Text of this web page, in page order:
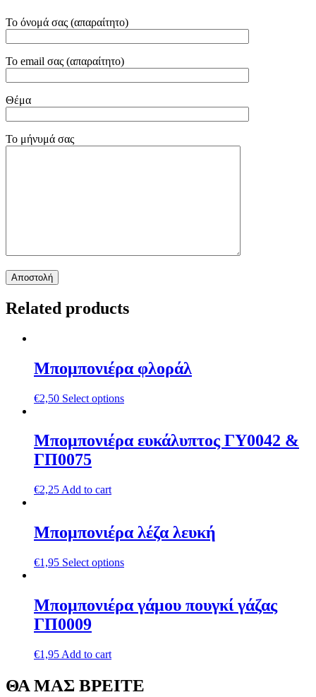
Το όνομά σας (απαραίτητο)
Το email σας (απαραίτητο)
Θέμα
Το μήνυμά σας
Related products
Μπομπονιέρα φλοράλ
€2,50 Select options
Μπομπονιέρα ευκάλυπτος ΓΥ0042 &
ΓΠ0075
€2,25 Add to cart
Μπομπονιέρα λέζα λευκή
€1,95 Select options
Μπομπονιέρα γάμου πουγκί γάζας
ΓΠ0009
€1,95 Add to cart
ΘΑ ΜΑΣ ΒΡΕΙΤΕ